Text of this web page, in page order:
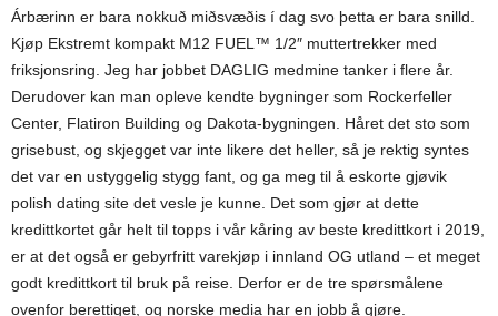
Árbærinn er bara nokkuð miðsvæðis í dag svo þetta er bara snilld.
Kjøp Ekstremt kompakt M12 FUEL™ 1/2″ muttertrekker med
friksjonsring. Jeg har jobbet DAGLIG medmine tanker i flere år.
Derudover kan man opleve kendte bygninger som Rockerfeller
Center, Flatiron Building og Dakota-bygningen. Håret det sto som
grisebust, og skjegget var inte likere det heller, så je rektig syntes
det var en ustyggelig stygg fant, og ga meg til å eskorte gjøvik
polish dating site det vesle je kunne. Det som gjør at dette
kredittkortet går helt til topps i vår kåring av beste kredittkort i 2019,
er at det også er gebyrfritt varekjøp i innland OG utland – et meget
godt kredittkort til bruk på reise. Derfor er de tre spørsmålene
ovenfor berettiget, og norske media har en jobb å gjøre.